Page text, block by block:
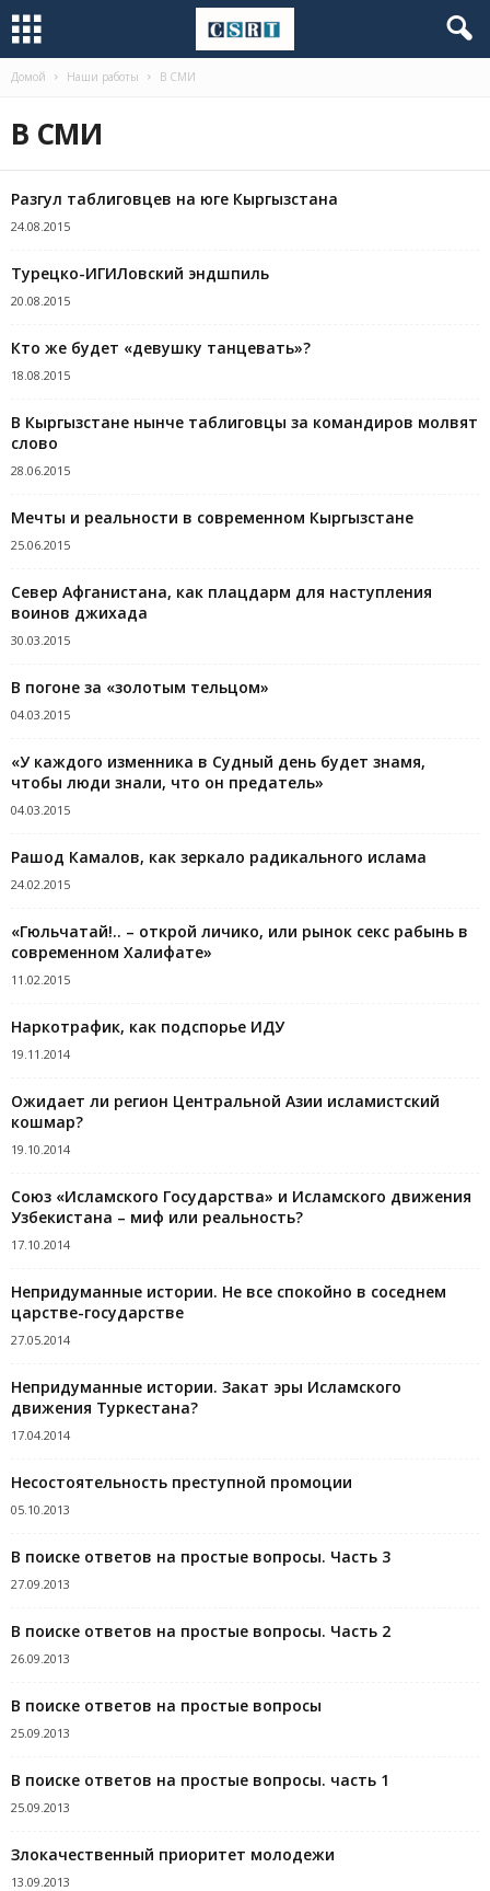
Домой Наши работы В СМИ
В СМИ
Разгул таблиговцев на юге Кыргызстана
24.08.2015
Турецко-ИГИЛовский эндшпиль
20.08.2015
Кто же будет «девушку танцевать»?
18.08.2015
В Кыргызстане нынче таблиговцы за командиров молвят
слово
28.06.2015
Мечты и реальности в современном Кыргызстане
25.06.2015
Север Афганистана, как плацдарм для наступления
воинов джихада
30.03.2015
В погоне за «золотым тельцом»
04.03.2015
«У каждого изменника в Судный день будет знамя,
чтобы люди знали, что он предатель»
04.03.2015
Рашод Камалов, как зеркало радикального ислама
24.02.2015
«Гюльчатай!.. – открой личико, или рынок секс рабынь в
современном Халифате»
11.02.2015
Наркотрафик, как подспорье ИДУ
19.11.2014
Ожидает ли регион Центральной Азии исламистский
кошмар?
19.10.2014
Союз «Исламского Государства» и Исламского движения
Узбекистана – миф или реальность?
17.10.2014
Непридуманные истории. Не все спокойно в соседнем
царстве-государстве
27.05.2014
Непридуманные истории. Закат эры Исламского
движения Туркестана?
17.04.2014
Несостоятельность преступной промоции
05.10.2013
В поиске ответов на простые вопросы. Часть 3
27.09.2013
В поиске ответов на простые вопросы. Часть 2
26.09.2013
В поиске ответов на простые вопросы
25.09.2013
В поиске ответов на простые вопросы. часть 1
25.09.2013
Злокачественный приоритет молодежи
13.09.2013